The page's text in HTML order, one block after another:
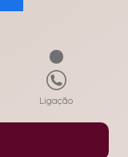
Ligação